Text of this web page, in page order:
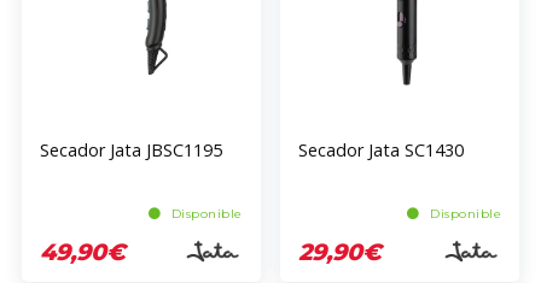
Secador Jata JBSC1195
Disponible
49,90€
Secador Jata SC1430
Disponible
29,90€